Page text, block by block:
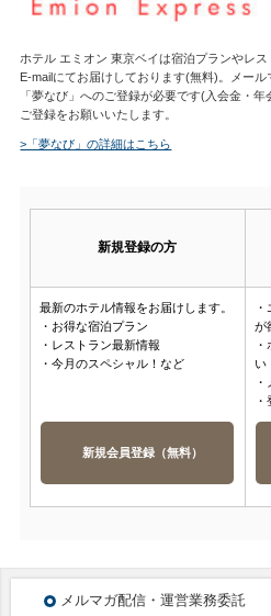
ホテル エミオン 東京ベイは宿泊プランやレ
E-mailにてお届けしております(無料)。メール
「夢なび」へのご登録が必要です(入会金・
ご登録をお願いいたします。
>「夢なび」の詳細はこちら
新規登録の方
最新のホテル情報をお届けします。
・お得な宿泊プラン
・レストラン最新情報
・今月のスペシャル！など
が
い
新規会員登録（無料）
メルマガ配信・運営業務委託